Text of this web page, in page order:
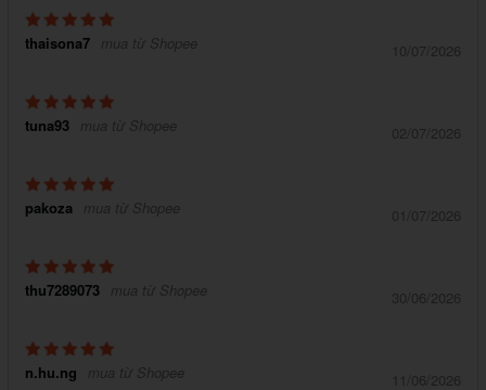
thaisona7 mua từ Shopee 10/07/2026
tuna93 mua từ Shopee 02/07/2026
pakoza mua từ Shopee 01/07/2026
thu7289073 mua từ Shopee 30/06/2026
n.hu.ng mua từ Shopee 11/06/2026